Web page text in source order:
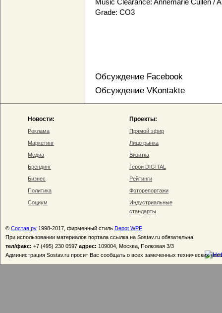
Music Clearance: Annemarie Cullen /
Grade: CO3
Обсуждение Facebook
Обсуждение VKontakte
Новости:
Реклама
Маркетинг
Медиа
Брендинг
Бизнес
Политика
Социум
Проекты:
Прямой эфир
Лицо рынка
Визитка
Герои DIGITAL
Рейтинги
Фоторепортажи
Индустриальные
стандарты
© Состав.ру 1998-2017, фирменный стиль Depot WPF
При использовании материалов портала ссылка на Sostav.ru обязательна!
тел/факс: +7 (495) 230 0597 адрес: 109004, Москва, Полковая 3/3
Администрация Sostav.ru просит Вас сообщать о всех замеченных технических